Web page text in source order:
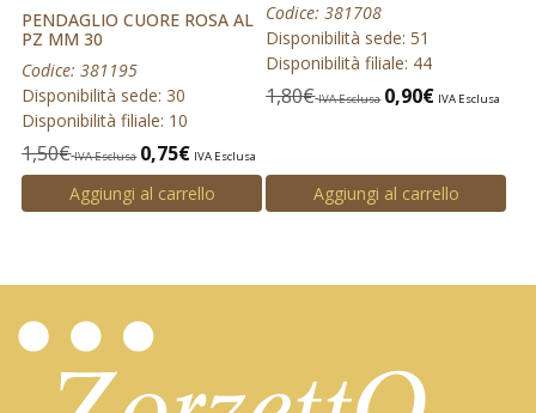
PENDAGLIO CUORE ROSA AL
PZ MM 30
Codice: 381195
Disponibilità sede: 30
Disponibilità filiale: 10
1,50€ IVA Esclusa 0,75€ IVA Esclusa
Aggiungi al carrello
Codice: 381708
Disponibilità sede: 51
Disponibilità filiale: 44
1,80€ IVA Esclusa 0,90€ IVA Esclusa
Aggiungi al carrello